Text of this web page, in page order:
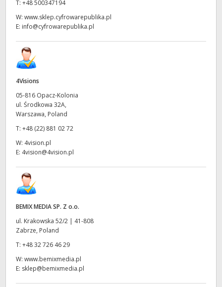
T: +48 500347194
W: www.sklep.cyfrowarepublika.pl
E: info@cyfrowarepublika.pl
4Visions
05-816 Opacz-Kolonia
ul. Środkowa 32A,
Warszawa, Poland
T: +48 (22) 881 02 72
W: 4vision.pl
E: 4vision@4vision.pl
BEMIX MEDIA SP. Z o.o.
ul. Krakowska 52/2 | 41-808
Zabrze, Poland
T: +48 32 726 46 29
W: www.bemixmedia.pl
E: sklep@bemixmedia.pl